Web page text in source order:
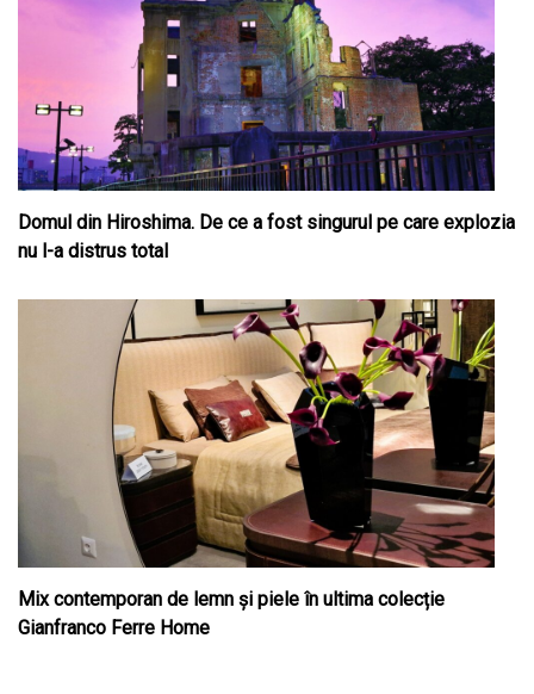
Domul din Hiroshima. De ce a fost singurul pe care explozia
nu l-a distrus total
Mix contemporan de lemn şi piele în ultima colecție
Gianfranco Ferre Home